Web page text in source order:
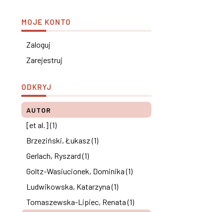
MOJE KONTO
Zaloguj
Zarejestruj
ODKRYJ
AUTOR
[et al.] (1)
Brzeziński, Łukasz (1)
Gerlach, Ryszard (1)
Goltz-Wasiucionek, Dominika (1)
Ludwikowska, Katarzyna (1)
Tomaszewska-Lipiec, Renata (1)